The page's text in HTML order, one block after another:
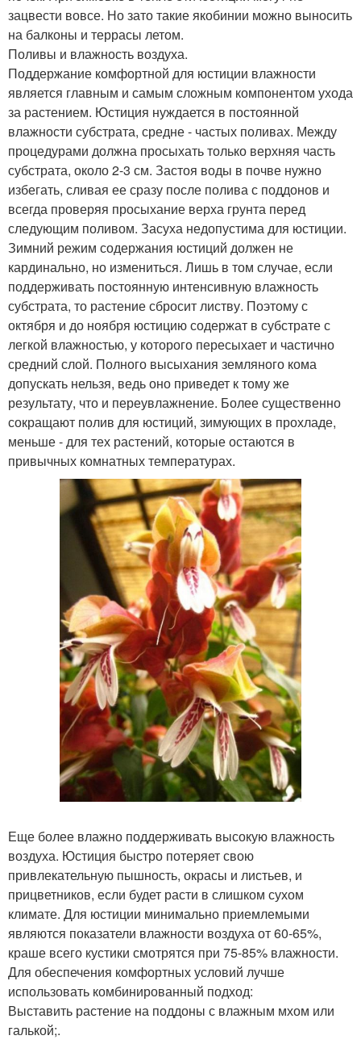
зацвести вовсе. Но зато такие якобинии можно выносить
на балконы и террасы летом.
Поливы и влажность воздуха.
Поддержание комфортной для юстиции влажности
является главным и самым сложным компонентом ухода
за растением. Юстиция нуждается в постоянной
влажности субстрата, средне - частых поливах. Между
процедурами должна просыхать только верхняя часть
субстрата, около 2-3 см. Застоя воды в почве нужно
избегать, сливая ее сразу после полива с поддонов и
всегда проверяя просыхание верха грунта перед
следующим поливом. Засуха недопустима для юстиции.
Зимний режим содержания юстиций должен не
кардинально, но измениться. Лишь в том случае, если
поддерживать постоянную интенсивную влажность
субстрата, то растение сбросит листву. Поэтому с
октября и до ноября юстицию содержат в субстрате с
легкой влажностью, у которого пересыхает и частично
средний слой. Полного высыхания земляного кома
допускать нельзя, ведь оно приведет к тому же
результату, что и переувлажнение. Более существенно
сокращают полив для юстиций, зимующих в прохладе,
меньше - для тех растений, которые остаются в
привычных комнатных температурах.
Еще более влажно поддерживать высокую влажность
воздуха. Юстиция быстро потеряет свою
привлекательную пышность, окрасы и листьев, и
прицветников, если будет расти в слишком сухом
климате. Для юстиции минимально приемлемыми
являются показатели влажности воздуха от 60-65%,
краше всего кустики смотрятся при 75-85% влажности.
Для обеспечения комфортных условий лучше
использовать комбинированный подход:
Выставить растение на поддоны с влажным мхом или
галькой;.